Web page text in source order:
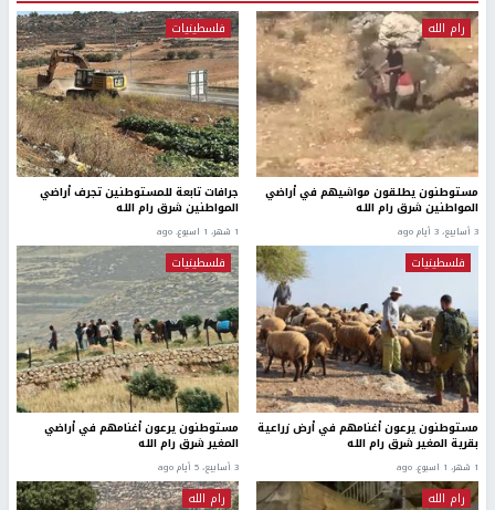
رام الله
مستوطنون يطلقون مواشيهم في أراضي
المواطنين شرق رام الله
3 أسابيع، 3 أيام ago
فلسطينيات
جرافات تابعة للمستوطنين تجرف أراضي
المواطنين شرق رام الله
1 شهر، 1 اسبوع. ago
فلسطينيات
مستوطنون يرعون أغنامهم في أرض زراعية
بقرية المغير شرق رام الله
1 شهر، 1 اسبوع. ago
فلسطينيات
مستوطنون يرعون أغنامهم في أراضي
المغير شرق رام الله
3 أسابيع، 5 أيام ago
رام الله رام الله